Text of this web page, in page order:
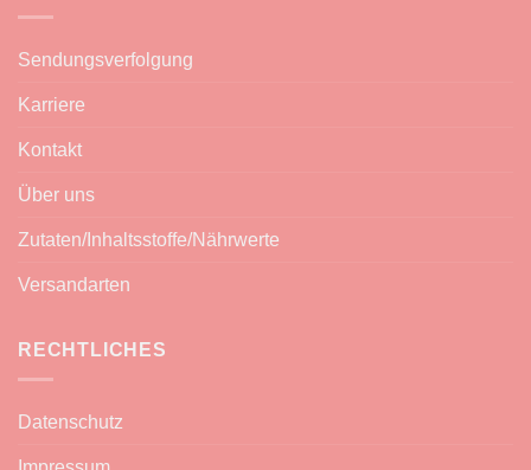
Sendungsverfolgung
Karriere
Kontakt
Über uns
Zutaten/Inhaltsstoffe/Nährwerte
Versandarten
RECHTLICHES
Datenschutz